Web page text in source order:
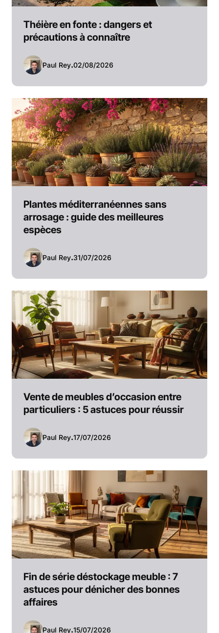
Théière en fonte : dangers et
précautions à connaître
Paul Rey.02/08/2026
Plantes méditerranéennes sans
arrosage : guide des meilleures
espèces
Paul Rey.31/07/2026
Vente de meubles d’occasion entre
particuliers : 5 astuces pour réussir
Paul Rey.17/07/2026
Fin de série déstockage meuble : 7
astuces pour dénicher des bonnes
affaires
Paul Rey.15/07/2026